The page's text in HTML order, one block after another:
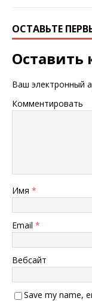
ОСТАВЬТЕ
Ваш электронный
Комментировать
Имя *
Email *
Вебсайт
Save my name,